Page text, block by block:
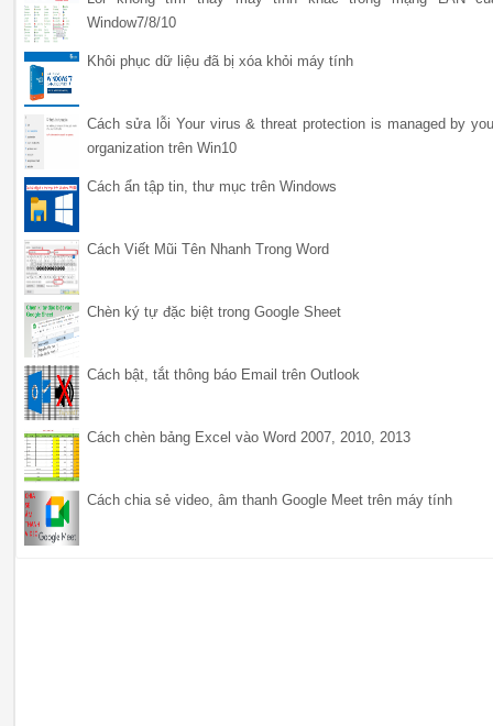
Window7/8/10
Khôi phục dữ liệu đã bị xóa khỏi máy tính
Cách sửa lỗi Your virus & threat protection is managed by
organization trên Win10
Cách ẩn tập tin, thư mục trên Windows
Cách Viết Mũi Tên Nhanh Trong Word
Chèn ký tự đặc biệt trong Google Sheet
Cách bật, tắt thông báo Email trên Outlook
Cách chèn bảng Excel vào Word 2007, 2010, 2013
Cách chia sẻ video, âm thanh Google Meet trên máy tính